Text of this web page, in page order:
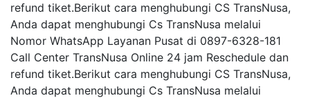
refund tiket.Berikut cara menghubungi CS TransNusa,
Anda dapat menghubungi Cs TransNusa melalui
Nomor WhatsApp Layanan Pusat di 0897-6328-181
Call Center TransNusa Online 24 jam Reschedule dan
refund tiket.Berikut cara menghubungi CS TransNusa,
Anda dapat menghubungi Cs TransNusa melalui